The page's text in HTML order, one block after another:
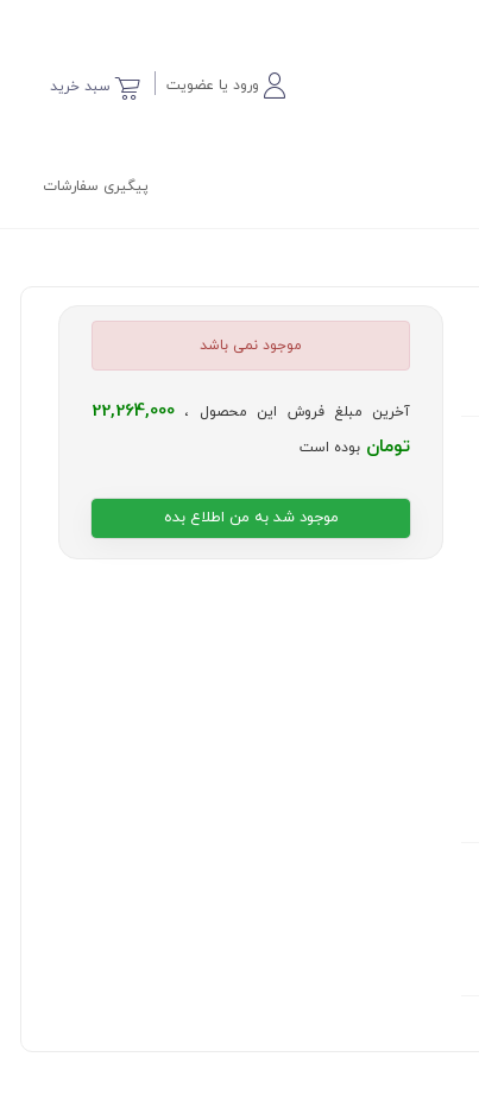
سبد خرید ورود یا عضویت
پیگیری سفارشات
موجود نمی باشد
آخرین مبلغ فروش این محصول ، 22,264,000
تومان بوده است
موجود شد به من اطلاع بده